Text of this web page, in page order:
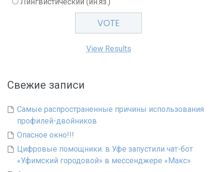
View Results
Свежие записи
Самые распространенные причины использования
профилей-двойников
Опасное окно!!!
Цифровые помощники: в Уфе запустили чат-бот
«Уфимский городовой» в мессенджере «Макс»